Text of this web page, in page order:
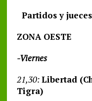
Partidos y jueces
ZONA OESTE
-Viernes
21,30:Libertad
Tigra)